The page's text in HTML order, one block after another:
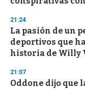
21:24
La pasión de un
deportivos que
historia de Willy
21:07
Oddone dijo que